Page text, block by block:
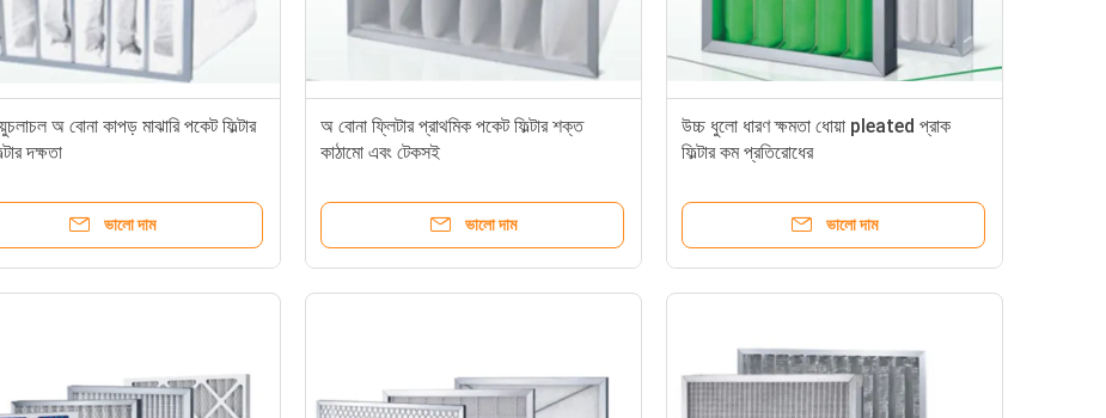
অ বোনা কাপড় মাঝারি পকেট ফিল্টার
দক্ষতা
ভালো দাম
অ বোনা ফ্লিটার প্রাথমিক পকেট ফিল্টার শক্ত
কাঠামো এবং টেকসই
ভালো দাম
উচ্চ ধুলো ধারণ ক্ষমতা ধোয়া pleated প্রাক
ফিল্টার কম প্রতিরোধের
ভালো দাম